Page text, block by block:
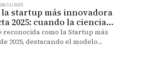
28/11/2025
la startup más innovadora
2025: cuando la ciencia
llega a la industria
reconocida como la Startup más
2025, destacando el modelo